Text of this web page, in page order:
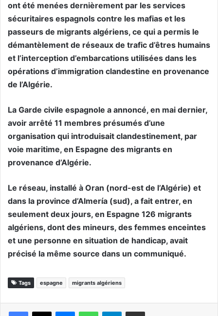
ont été menées dernièrement par les services
sécuritaires espagnols contre les mafias et les
passeurs de migrants algériens, ce qui a permis le
démantèlement de réseaux de trafic d’êtres humains
et l’interception d’embarcations utilisées dans les
opérations d’immigration clandestine en provenance
de l’Algérie.
La Garde civile espagnole a annoncé, en mai dernier,
avoir arrêté 11 membres présumés d’une
organisation qui introduisait clandestinement, par
voie maritime, en Espagne des migrants en
provenance d’Algérie.
Le réseau, installé à Oran (nord-est de l’Algérie) et
dans la province d’Almería (sud), a fait entrer, en
seulement deux jours, en Espagne 126 migrants
algériens, dont des mineurs, des femmes enceintes
et une personne en situation de handicap, avait
précisé la même source dans un communiqué.
Tags espagne migrants algériens
WhatsApp Telegram